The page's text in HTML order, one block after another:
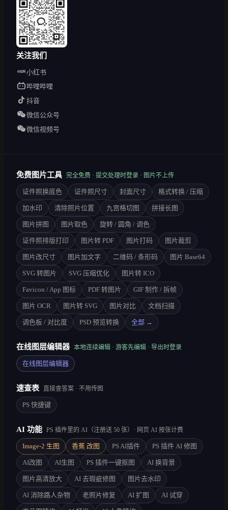
关注我们
小红书
哔哩哔哩
抖音
微信公众号
微信视频号
免费图片工具 完全免费 · 提交处理时登录 · 图片不上传
证件照换底色 证件照尺寸 封面尺寸 格式转换 / 压缩
加水印 清除照片位置 九宫格切图 拼接长图
图片拼图 图片取色 旋转 / 圆角 / 调色
证件照排版打印 图片转 PDF 图片打码 图片裁剪
图片改尺寸 图片加文字 二维码 / 条形码 图片 Base64
SVG 转图片 SVG 压缩优化 图片转 ICO
Favicon / App 图标 PDF 转图片 GIF 制作 / 拆帧
图片 OCR 图片转 SVG 图片对比 文档扫描
调色板 / 对比度 PSD 预览转换 全部 →
在线图层编辑器 本地连续编辑 · 游客先编辑 · 导出时登录
在线图层编辑器
速查表 直接查答案 · 不用传图
PS 快捷键
AI 功能 PS 插件里的 AI（注册送 50 张）· 网页 AI 按张计费
Image-2 生图 香蕉 改图 PS AI插件 PS 插件 AI 修图
AI改图 AI生图 PS 插件一键抠图 AI 换背景
图片高清放大 AI 去瑕疵修图 图片去水印
AI 消除路人杂物 老照片修复 AI 扩图 AI 试穿